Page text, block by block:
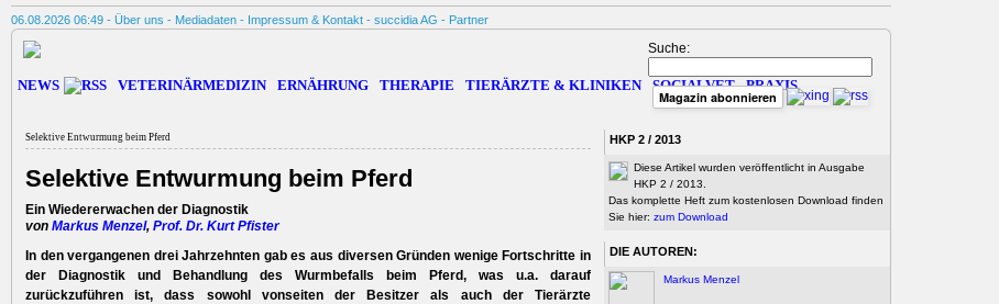
06.08.2026 06:49 - Über uns - Mediadaten - Impressum & Kontakt - succidia AG - Partner
Suche:
Magazin abonnieren
NEWS VETERINÄRMEDIZIN ERNÄHRUNG THERAPIE TIERÄRZTE & KLINIKEN SOCIALVET PRAXIS
Selektive Entwurmung beim Pferd
Selektive Entwurmung beim Pferd
Ein Wiedererwachen der Diagnostik
von Markus Menzel, Prof. Dr. Kurt Pfister
In den vergangenen drei Jahrzehnten gab es aus diversen Gründen wenige Fortschritte in
der Diagnostik und Behandlung des Wurmbefalls beim Pferd, was u.a. darauf
zurückzuführen ist, dass sowohl vonseiten der Besitzer als auch der Tierärzte
HKP 2 / 2013
Diese Artikel wurden veröffentlicht in Ausgabe
HKP 2 / 2013.
Das komplette Heft zum kostenlosen Download finden
Sie hier: zum Download
DIE AUTOREN:
Markus Menzel